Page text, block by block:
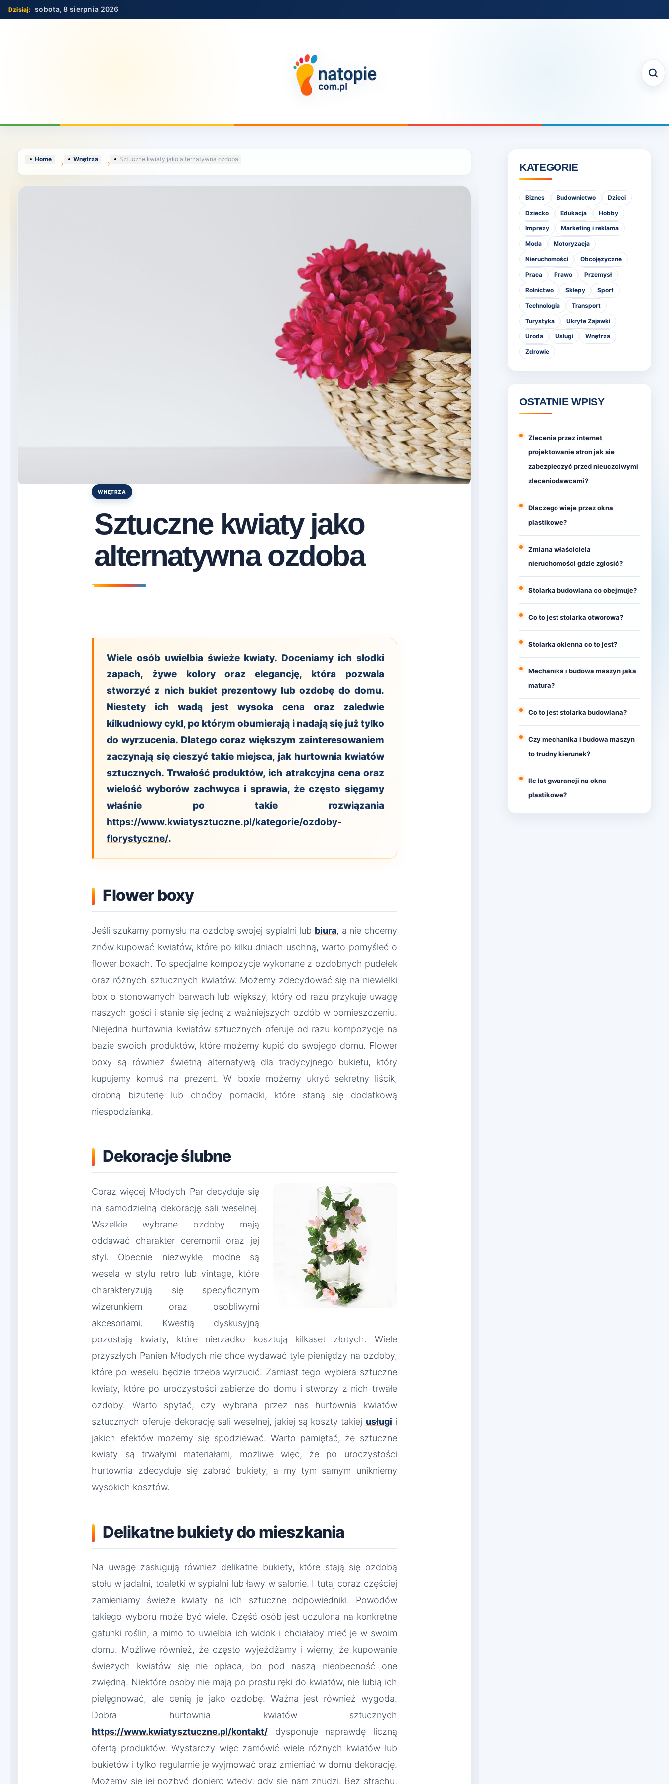
Skip
to
sobota, 8 sierpnia 2026
Home Wnętrza Sztuczne kwiaty jako alternatywna ozdoba
Posted
WNĘTRZA
Sztuczne kwiaty jako
alternatywna ozdoba
Wiele osób uwielbia świeże kwiaty. Doceniamy ich słodki
zapach, żywe kolory oraz elegancję, która pozwala
stworzyć z nich bukiet prezentowy lub ozdobę do domu.
Niestety ich wadą jest wysokacena oraz zaledwie
kilkudniowy cykl, po którym obumierają i nadają się już tylko
do wyrzucenia. Dlatego coraz większym zainteresowaniem
zaczynają się cieszyć takie miejsca, jak hurtownia kwiatów
sztucznych. Trwałość produktów, ich atrakcyjna cena oraz
wielość wyborów zachwyca i sprawia, że często sięgamy
właśnie po takie rozwiązania
https://www.kwiatysztuczne.pl/kategorie/ozdoby-
florystyczne/.
Flower boxy
Jeśli szukamy pomysłu na ozdobę swojej sypialni lub biura, a nie chcemy
znów kupować kwiatów, które po kilku dniach uschną, warto pomyśleć o
flower boxach. To specjalne kompozycje wykonane z ozdobnych pudełek
oraz różnych sztucznych kwiatów. Możemy zdecydować się na niewielki
box o stonowanych barwach lub większy, który od razu przykuje uwagę
naszych gości i stanie się jedną z ważniejszych ozdób w pomieszczeniu.
Niejedna hurtownia kwiatów sztucznych oferuje od razu kompozycje na
bazie swoich produktów, które możemy kupić do swojego domu. Flower
boxy są również świetną alternatywą dla tradycyjnego bukietu, który
kupujemy komuś na prezent. W boxie możemy ukryć sekretny liścik,
drobną biżuterię lub choćby pomadki, które staną się dodatkową
niespodzianką.
Dekoracje ślubne
Coraz więcej Młodych Par decyduje się
na samodzielną dekorację sali weselnej.
Wszelkie wybrane ozdoby mają
oddawać charakter ceremonii oraz jej
styl. Obecnie niezwykle modne są
wesela w stylu retro lub vintage, które
charakteryzują się specyficznym
wizerunkiem oraz osobliwymi
akcesoriami. Kwestią dyskusyjną
pozostają kwiaty, które nierzadko kosztują kilkaset złotych. Wiele
przyszłych Panien Młodych nie chce wydawać tyle pieniędzy na ozdoby,
które po weselu będzie trzeba wyrzucić. Zamiast tego wybiera sztuczne
kwiaty, które po uroczystości zabierze do domu i stworzy z nich trwałe
ozdoby. Warto spytać, czy wybrana przez nas hurtownia kwiatów
sztucznych oferuje dekorację sali weselnej, jakiej są koszty takiej usługi i
jakich efektów możemy się spodziewać. Warto pamiętać, że sztuczne
kwiaty są trwałymi materiałami, możliwe więc, że po uroczystości
hurtownia zdecyduje się zabrać bukiety, a my tym samym unikniemy
wysokich kosztów.
Delikatne bukiety do mieszkania
Na uwagę zasługują również delikatne bukiety, które stają się ozdobą
stołu w jadalni, toaletki w sypialni lub ławy w salonie. I tutaj coraz częściej
zamieniamy świeże kwiaty na ich sztuczne odpowiedniki. Powodów
takiego wyboru może być wiele. Część osób jest uczulona na konkretne
gatunki roślin, a mimo to uwielbia ich widok i chciałaby mieć je w swoim
domu. Możliwe również, że często wyjeżdżamy i wiemy, że kupowanie
świeżych kwiatów się nie opłaca, bo pod naszą nieobecność one
zwiędną. Niektóre osoby nie mają po prostu ręki do kwiatów, nie lubią ich
pielęgnować, ale cenią je jako ozdobę. Ważna jest również wygoda.
Dobra hurtownia kwiatów sztucznych
https://www.kwiatysztuczne.pl/kontakt/ dysponuje naprawdę liczną
ofertą produktów. Wystarczy więc zamówić wiele różnych kwiatów lub
bukietów i tylko regularnie je wyjmować oraz zmieniać w domu dekorację.
Możemy się jej pozbyć dopiero wtedy, gdy się nam znudzi. Bez strachu,
KATEGORIE
Biznes Budownictwo Dzieci
Dziecko Edukacja Hobby
Imprezy Marketing i reklama
Moda Motoryzacja
Nieruchomości Obcojęzyczne
Praca Prawo Przemysł
Rolnictwo Sklepy Sport
Technologia Transport
Turystyka Ukryte Zajawki
Uroda Usługi Wnętrza
Zdrowie
OSTATNIE WPISY
Zlecenia przez internet
projektowanie stron jak sie
zabezpieczyć przed nieuczciwymi
zleceniodawcami?
Dlaczego wieje przez okna
plastikowe?
Zmiana właściciela
nieruchomości gdzie zgłosić?
Stolarka budowlana co obejmuje?
Co to jest stolarka otworowa?
Stolarka okienna co to jest?
Mechanika i budowa maszyn jaka
matura?
Co to jest stolarka budowlana?
Czy mechanika i budowa maszyn
to trudny kierunek?
Ile lat gwarancji na okna
plastikowe?